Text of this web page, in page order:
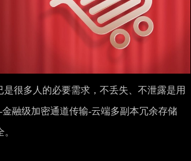
很多人的必要需求，不丢失、不泄露是用
融级加密通道传输-云端多副本冗余存储